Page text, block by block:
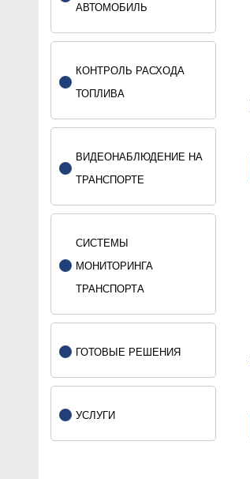
АВТОМОБИЛЬ
КОНТРОЛЬ РАСХОДА
ТОПЛИВА
ВИДЕОНАБЛЮДЕНИЕ НА
ТРАНСПОРТЕ
СИСТЕМЫ
МОНИТОРИНГА
ТРАНСПОРТА
ГОТОВЫЕ РЕШЕНИЯ
УСЛУГИ